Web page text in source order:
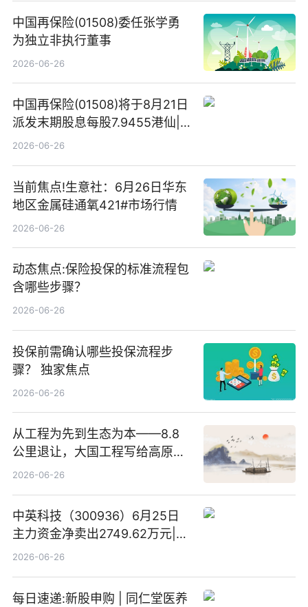
中国再保险(01508)委任张学勇
为独立非执行董事
2026-06-26
中国再保险(01508)将于8月21日
派发末期股息每股7.9455港仙|
看点
2026-06-26
当前焦点!生意社：6月26日华东
地区金属硅通氧421#市场行情
2026-06-26
动态焦点:保险投保的标准流程包
含哪些步骤？
2026-06-26
投保前需确认哪些投保流程步
骤？ 独家焦点
2026-06-26
从工程为先到生态为本——8.8
公里退让，大国工程写给高原生
灵的温柔情书
2026-06-26
中英科技（300936）6月25日
主力资金净卖出2749.62万元|每
日速看
2026-06-26
每日速递:新股申购 | 同仁堂医养